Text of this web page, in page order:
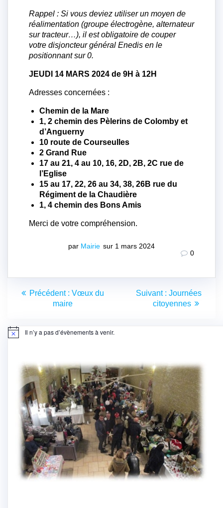
Rappel : Si vous deviez utiliser un moyen de
réalimentation (groupe électrogène, alternateur
sur tracteur…), il est obligatoire de couper
votre disjoncteur général Enedis en le
positionnant sur 0.
JEUDI 14 MARS 2024 de 9H à 12H
Adresses concernées :
Chemin de la Mare
1, 2 chemin des Pèlerins de Colomby et
d’Anguerny
10 route de Courseulles
2 Grand Rue
17 au 21, 4 au 10, 16, 2D, 2B, 2C rue de
l’Eglise
15 au 17, 22, 26 au 34, 38, 26B rue du
Régiment de la Chaudière
1, 4 chemin des Bons Amis
Merci de votre compréhension.
par Mairie sur 1 mars 2024
0
Navigation
l’article
Précédent : Article
précédent
Vœux du
maire
Suivant : Article
suivant
Journées
citoyennes
Notice Il n’y a pas d’évènements à venir.